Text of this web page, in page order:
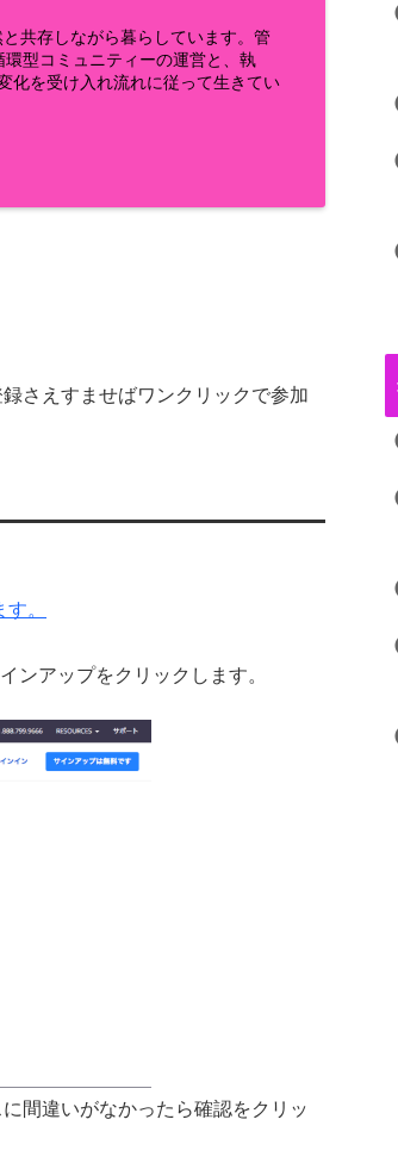
共存しながら暮らしています。管
型コミュニティーの運営と、執
化を受け入れ流れに従って生きてい
さえすませばワンクリックで参加
。
ンアップをクリックします。
間違いがなかったら確認をクリッ